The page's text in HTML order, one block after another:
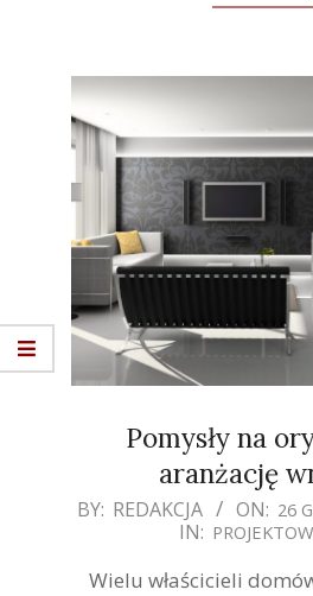
Pomysły na
aranżację
2019-
26
BY: REDAKCJA ON: 26
IN:
Wielu właścicieli